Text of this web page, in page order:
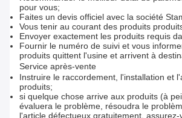
pour vous;
Faites un devis officiel avec la société
Vous tenir au courant des produits
Envoyer exactement les produits requis
Fournir le numéro de suivi et vous
produits quittent l'usine et arrivent à
Service après-vente
Instruire le raccordement, l'installation et
produits;
si quelque chose arrive aux produits (à
évaluera le problème, résoudra le
l'article défectueux gratuitement,